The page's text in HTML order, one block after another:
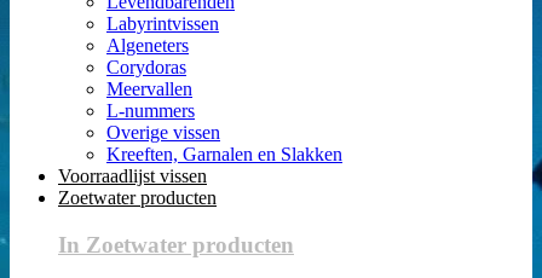
Labyrintvissen
Algeneters
Corydoras
Meervallen
L-nummers
Overige vissen
Kreeften, Garnalen en Slakken
Voorraadlijst vissen
Zoetwater producten
In Zoetwater producten